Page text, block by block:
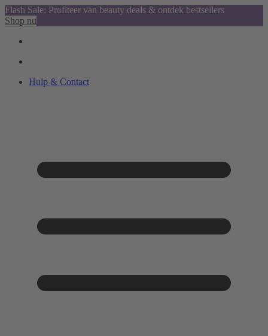
Flash Sale: Profiteer van beauty deals & ontdek bestsellers
Shop nu
Hulp & Contact